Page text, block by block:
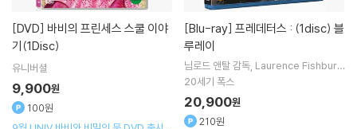
[DVD]
기(1Disc)
유니버셜
9,900원
100원
[Blu-ray]
루레이
님로드 앤탈감독 Laurence Fishburn
e Adrien Brody
20세기 폭스
20,900원
210원